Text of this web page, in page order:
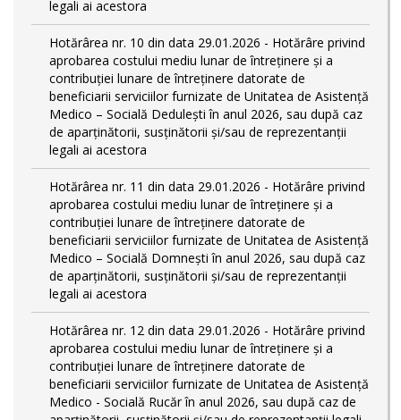
legali ai acestora
Hotărârea nr. 10 din data 29.01.2026 - Hotărâre privind
aprobarea costului mediu lunar de întreținere și a
contribuției lunare de întreținere datorate de
beneficiarii serviciilor furnizate de Unitatea de Asistență
Medico – Socială Dedulești în anul 2026, sau după caz
de aparținătorii, susținătorii și/sau de reprezentanții
legali ai acestora
Hotărârea nr. 11 din data 29.01.2026 - Hotărâre privind
aprobarea costului mediu lunar de întreținere și a
contribuției lunare de întreținere datorate de
beneficiarii serviciilor furnizate de Unitatea de Asistență
Medico – Socială Domnești în anul 2026, sau după caz
de aparținătorii, susținătorii și/sau de reprezentanții
legali ai acestora
Hotărârea nr. 12 din data 29.01.2026 - Hotărâre privind
aprobarea costului mediu lunar de întreținere și a
contribuției lunare de întreținere datorate de
beneficiarii serviciilor furnizate de Unitatea de Asistență
Medico - Socială Rucăr în anul 2026, sau după caz de